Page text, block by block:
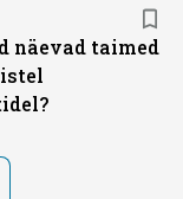
näevad taimed